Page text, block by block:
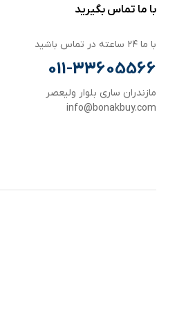
با ما تماس بگیرید
با ما ۲۴ ساعته در تماس باشید
011-33605566
مازندران ساری بلوار ولیعصر
info@bonakbuy.com